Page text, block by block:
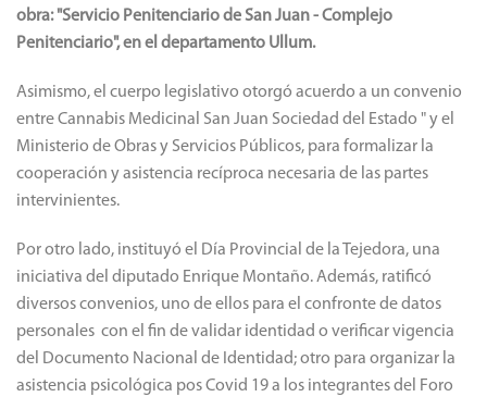
obra: "Servicio Penitenciario de San Juan - Complejo
Penitenciario", en el departamento Ullum.
Asimismo, el cuerpo legislativo otorgó acuerdo a un convenio
entre Cannabis Medicinal San Juan Sociedad del Estado " y el
Ministerio de Obras y Servicios Públicos, para formalizar la
cooperación y asistencia recíproca necesaria de las partes
intervinientes.
Por otro lado, instituyó el Día Provincial de la Tejedora, una
iniciativa del diputado Enrique Montaño. Además, ratificó
diversos convenios, uno de ellos para el confronte de datos
personales con el fin de validar identidad o verificar vigencia
del Documento Nacional de Identidad; otro para organizar la
asistencia psicológica pos Covid 19 a los integrantes del Foro